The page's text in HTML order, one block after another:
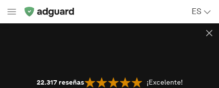
ES
22.317 reseñas ¡Excelente!